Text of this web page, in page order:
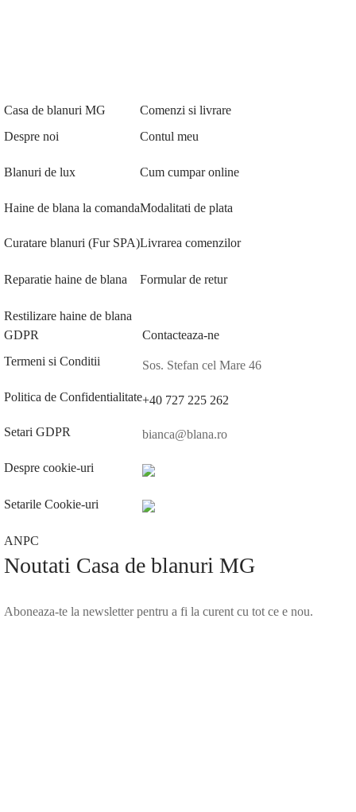
Casa de blanuri MG
Despre noi
Blanuri de lux
Haine de blana la comanda
Curatare blanuri (Fur SPA)
Reparatie haine de blana
Restilizare haine de blana
Comenzi si livrare
Contul meu
Cum cumpar online
Modalitati de plata
Livrarea comenzilor
Formular de retur
GDPR
Termeni si Conditii
Politica de Confidentialitate
Setari GDPR
Despre cookie-uri
Setarile Cookie-uri
ANPC
Contacteaza-ne
Sos. Stefan cel Mare 46
+40 727 225 262
bianca@blana.ro
Noutati Casa de blanuri MG
Aboneaza-te la newsletter pentru a fi la curent cu tot ce e nou.